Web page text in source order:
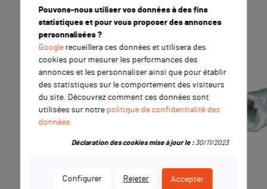
produit ont également acheté :
Pouvons-nous utiliser vos données à des fins
statistiques et pour vous proposer des annonces
personnalisées ?
Googlerecueillera ces données et utilisera des
cookies pour mesurer les performances des
annonces et les personnaliser ainsi que pour établir
des statistiques sur le comportement des visiteurs
du site. Découvrez comment ces données sont
utilisées sur notre politique de confidentialité des
données
Configurer Rejeter Accepter
Déclaration des cookies mise à jour le :30/11/2023